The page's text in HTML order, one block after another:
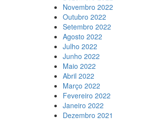
Novembro 2022
Outubro 2022
Setembro 2022
Agosto 2022
Julho 2022
Junho 2022
Maio 2022
Abril 2022
Março 2022
Fevereiro 2022
Janeiro 2022
Dezembro 2021